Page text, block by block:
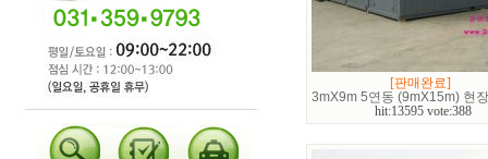
[판매완료]
3mX9m 5연동 (9mX15m) 현
hit:13595 vote:388